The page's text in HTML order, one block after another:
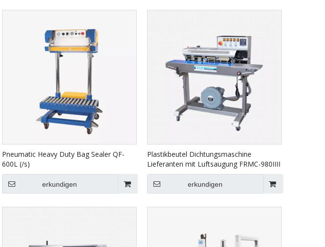
Pneumatic Heavy Duty Bag Sealer QF-
600L (/s)
erkundigen
Plastikbeutel Dichtungsmaschine
Lieferanten mit Luftsaugung FRMC-980IIII
erkundigen